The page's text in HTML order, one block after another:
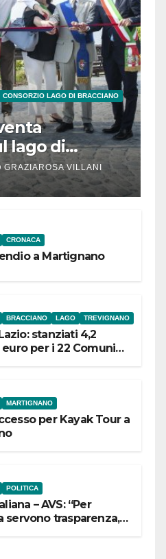
CONSORZIO LAGO DI BRACCIANO
lago di
GRAZIAROSA VILLANI
CRONACA
a Martignano
BRACCIANO LAGO TREVIGNANO
stanziati 4,2
per i 22 Comuni
MARTIGNANO
per Kayak Tour a
POLITICA
– AVS: “Per
servono trasparenza,